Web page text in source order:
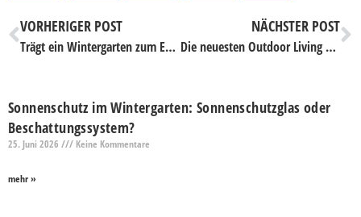
VORHERIGER POST
Trägt ein Wintergarten zum Energiesparen bei?
NÄCHSTER POST
Die neuesten Outdoor Living Trends 2024
Sonnenschutz im Wintergarten: Sonnenschutzglas oder
Beschattungssystem?
25. Juni 2026 Keine Kommentare
mehr »